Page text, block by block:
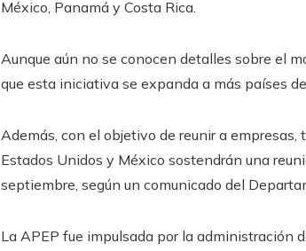
México, Panamá y Costa Rica.
Aunque aún no se conocen detalles sobre el
que esta iniciativa se expanda a más países
Además, con el objetivo de reunir a
Estados Unidos y México sostendrán una
septiembre, según un comunicado del
La APEP fue impulsada por la administración